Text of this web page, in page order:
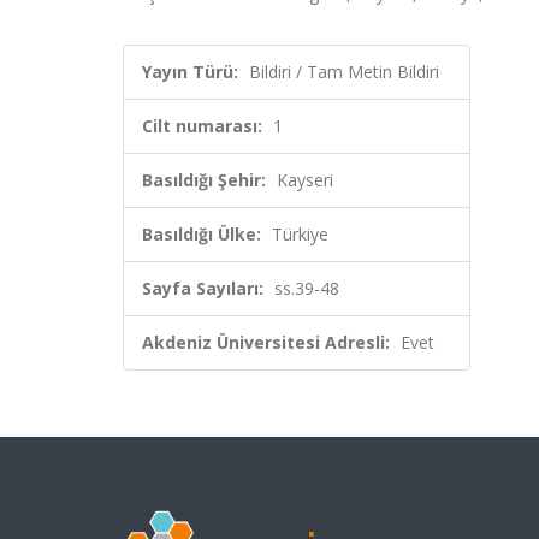
Yayın Türü: Bildiri / Tam Metin Bildiri
Cilt numarası: 1
Basıldığı Şehir: Kayseri
Basıldığı Ülke: Türkiye
Sayfa Sayıları: ss.39-48
Akdeniz Üniversitesi Adresli: Evet